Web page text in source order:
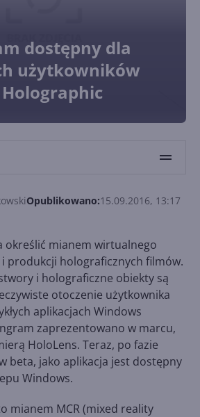
dostępny dla
użytkowników
Opublikowano:15.09.2016, 13:17
określić mianem wirtualnego
produkcji holograficznych filmów.
i holograficzne obiekty są
otoczenie użytkownika
aplikacjach Windows
zaprezentowano w marcu,
HoloLens. Teraz, po fazie
beta, jako aplikacja jest dostępny
Windows.
mianem MCR (mixed reality